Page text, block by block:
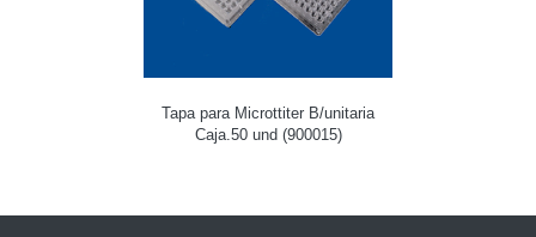
Tapa para Microttiter B/unitaria
Caja.50 und (900015)